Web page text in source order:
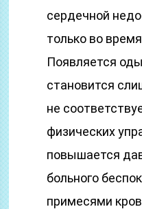
сердечной
только во
Появляется
становится
не
физических
повышается
больного
примесями